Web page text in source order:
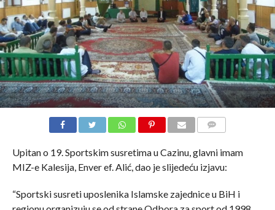
Upitan o 19. Sportskim susretima u Cazinu, glavni imam
MIZ-e Kalesija, Enver ef. Alić, dao je slijedeću izjavu:
“Sportski susreti uposlenika Islamske zajednice u BiH i